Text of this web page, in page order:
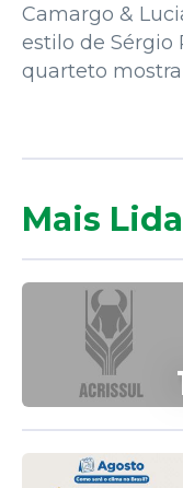
Camargo &
estilo de Sérgio
quarteto mostra
Mais